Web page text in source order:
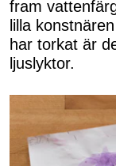
fram
lilla
har torkat är
ljuslyktor.